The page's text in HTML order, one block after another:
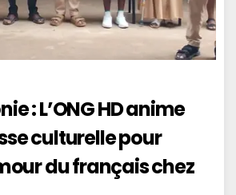
: L’ONG HD anime
culturelle pour
du français chez